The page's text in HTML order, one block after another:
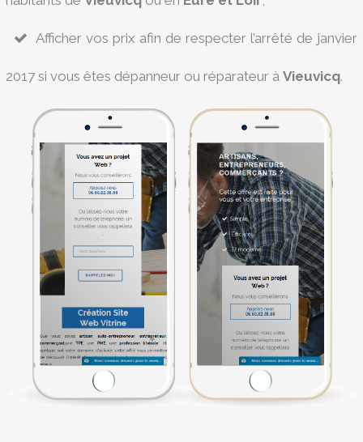
Afficher vos prix afin de respecter l’arrêté de janvier
2017 si vous êtes dépanneur ou réparateur à Vieuvicq.